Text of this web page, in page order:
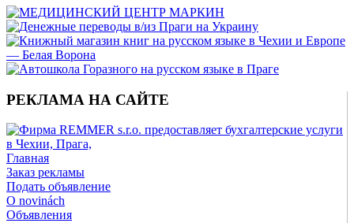
РЕКЛАМА НА САЙТЕ
Главная
Заказ рекламы
Подать объявление
O novinách
Объявления